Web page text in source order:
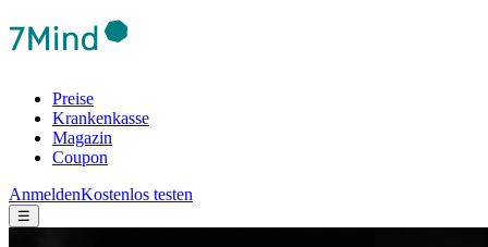
Preise
Krankenkasse
Magazin
Coupon
AnmeldenKostenlos testen
☰